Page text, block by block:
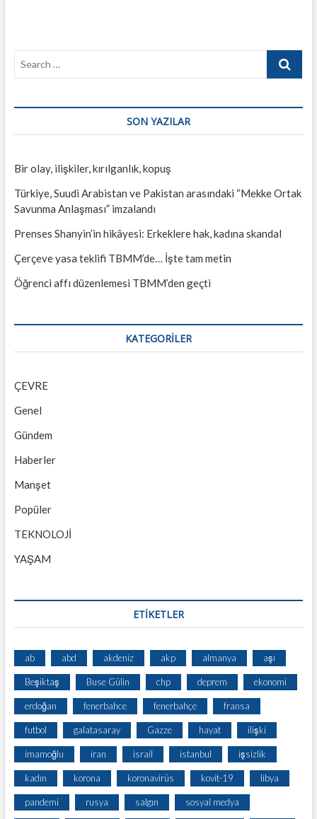
Search
SON YAZILAR
Bir olay, ilişkiler, kırılganlık, kopuş
Türkiye, Suudi Arabistan ve Pakistan arasındaki “Mekke Ortak
Savunma Anlaşması” imzalandı
Prenses Shanyin’in hikâyesi: Erkeklere hak, kadına skandal
Çerçeve yasa teklifi TBMM’de… İşte tam metin
Öğrenci affı düzenlemesi TBMM’den geçti
KATEGORILER
ÇEVRE
Genel
Gündem
Haberler
Manşet
Popüler
TEKNOLOJİ
YAŞAM
ETİKETLER
ab abd akdeniz akp almanya aşı
Beşiktaş Buse Gülin chp deprem ekonomi
erdoğan fenerbahce fenerbahçe fransa
futbol galatasaray Gazze hayat ilişki
imamoğlu iran israil istanbul işsizlik
kadın korona koronavirüs kovit-19 libya
pandemi rusya salgın sosyal medya